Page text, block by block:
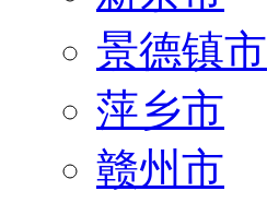
景德镇市
萍乡市
赣州市